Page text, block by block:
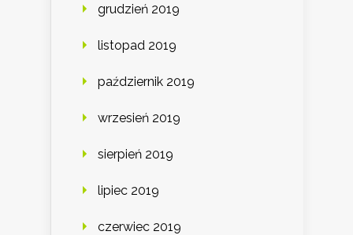
grudzień 2019
listopad 2019
październik 2019
wrzesień 2019
sierpień 2019
lipiec 2019
czerwiec 2019